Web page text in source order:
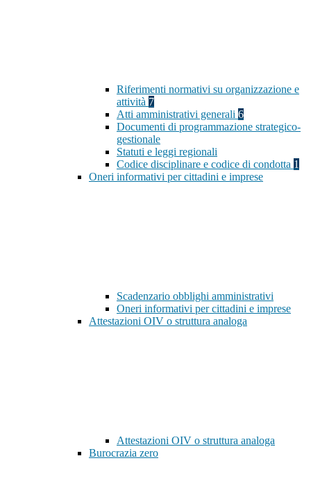
Riferimenti normativi su organizzazione e
attività 7
Atti amministrativi generali 6
Documenti di programmazione strategico-
gestionale
Statuti e leggi regionali
Codice disciplinare e codice di condotta 1
Oneri informativi per cittadini e imprese
Scadenzario obblighi amministrativi
Oneri informativi per cittadini e imprese
Attestazioni OIV o struttura analoga
Attestazioni OIV o struttura analoga
Burocrazia zero